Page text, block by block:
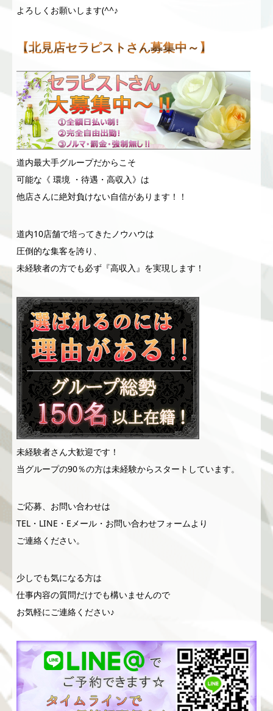
よろしくお願いします(^^♪
【北見店セラピストさん募集中～】
道内最大手グループだからこそ
可能な《 環境 ・待遇・高収入》は
他店さんに絶対負けない自信があります！！
道内10店舗で培ってきたノウハウは
圧倒的な集客を誇り、
未経験者の方でも必ず『高収入』を実現します！
未経験者さん大歓迎です！
当グループの90％の方は未経験からスタートしています。
ご応募、お問い合わせは
TEL・LINE・Eメール・お問い合わせフォームより
ご連絡ください。
少しでも気になる方は
仕事内容の質問だけでも構いませんので
お気軽にご連絡ください♪